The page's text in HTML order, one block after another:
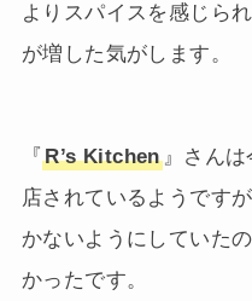
よりスパイスを感じら
が増した気がします。
『R’s Kitchen』さんは
店されているようです
かないようにしていた
かったです。